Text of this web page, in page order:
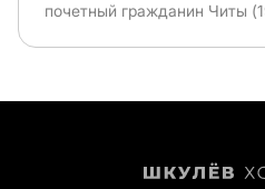
почетный гражданин Читы